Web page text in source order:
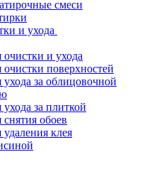
смеси
и ухода
очистки и ухода
очистки поверхностей
ухода за облицовочной
ухода за плиткой
снятия обоев
удаления клея